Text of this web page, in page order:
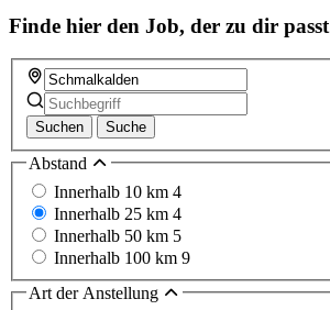
Finde hier den Job, der zu dir passt
Suchen Suche
Abstand
Innerhalb 10 km 4
Innerhalb 25 km 4
Innerhalb 50 km 5
Innerhalb 100 km 9
Art der Anstellung